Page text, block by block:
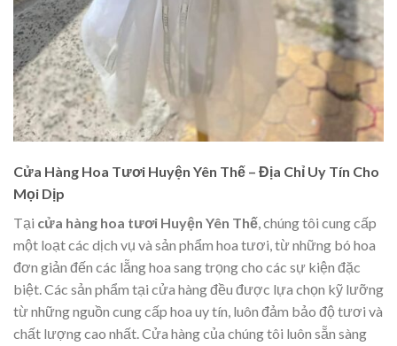
Cửa Hàng Hoa Tươi Huyện Yên Thế – Địa Chỉ Uy Tín Cho
Mọi Dịp
Tại cửa hàng hoa tươi Huyện Yên Thế, chúng tôi cung cấp
một loạt các dịch vụ và sản phẩm hoa tươi, từ những bó hoa
đơn giản đến các lẵng hoa sang trọng cho các sự kiện đặc
biệt. Các sản phẩm tại cửa hàng đều được lựa chọn kỹ lưỡng
từ những nguồn cung cấp hoa uy tín, luôn đảm bảo độ tươi và
chất lượng cao nhất. Cửa hàng của chúng tôi luôn sẵn sàng